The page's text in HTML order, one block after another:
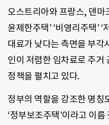
오스트리아와 프랑스, 덴마
윤제한주택’ ‘비영리주택’
대료가 낮다는 측면을 부각
인이 저렴한 임차료로 주거
정책을 펼치고 있다.
정부의 역할을 강조한 명칭
‘정부보조주택’이라고 이